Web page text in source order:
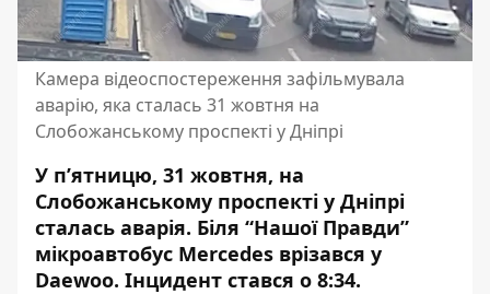
Камера відеоспостереження зафільмувала
аварію, яка сталась 31 жовтня на
Слобожанському проспекті у Дніпрі
У п’ятницю, 31 жовтня, на
Слобожанському проспекті у Дніпрі
сталась аварія. Біля “Нашої Правди”
мікроавтобус Mercedes врізався у
Daewoo. Інцидент стався о 8:34.